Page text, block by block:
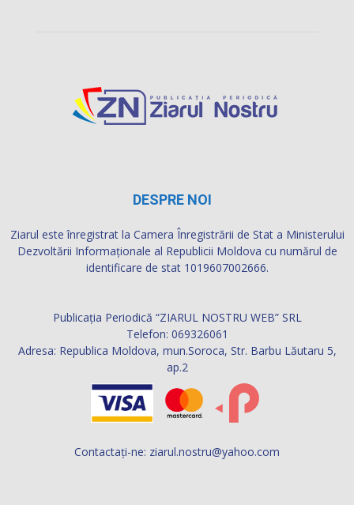
DESPRE NOI
Ziarul este înregistrat la Camera Înregistrării de Stat a Ministerului
Dezvoltării Informaţionale al Republicii Moldova cu numărul de
identificare de stat 1019607002666.
Publicația Periodică “ZIARUL NOSTRU WEB” SRL
Telefon: 069326061
Adresa: Republica Moldova, mun.Soroca, Str. Barbu Lăutaru 5,
ap.2
Contactați-ne: ziarul.nostru@yahoo.com